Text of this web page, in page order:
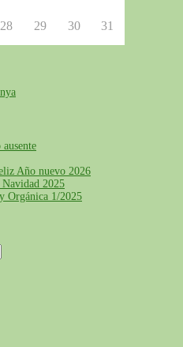
28 29 30 31
Año nuevo 2026
2025
Orgánica 1/2025